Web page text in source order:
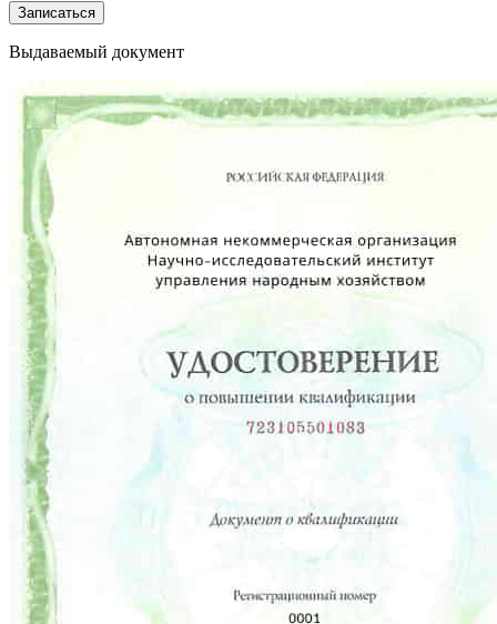
Записаться
Выдаваемый документ